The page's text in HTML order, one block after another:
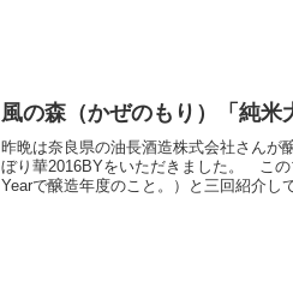
風の森（かぜのもり）「純
昨晩は奈良県の油長酒造株式会社さんが
ぼり華2016BYをいただきました。 こ
Yearで醸造年度のこと。）と三回紹介し